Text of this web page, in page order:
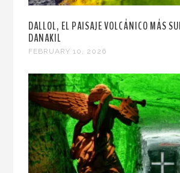
DALLOL, EL PAISAJE VOLCÁNICO MÁS
DANAKIL
FEBRUARY 10, 2026